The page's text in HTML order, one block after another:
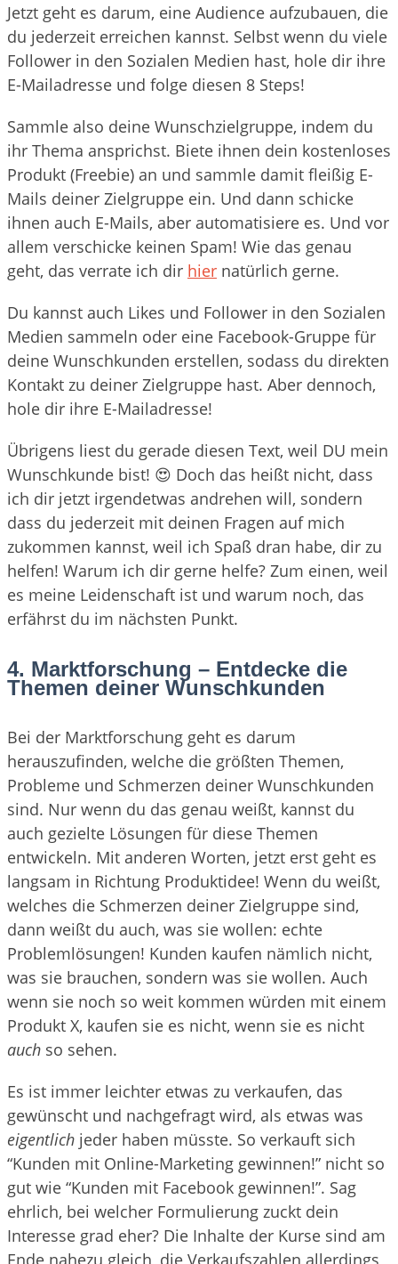
Jetzt geht es darum, eine Audience aufzubauen, die
du jederzeit erreichen kannst. Selbst wenn du viele
Follower in den Sozialen Medien hast, hole dir ihre
E-Mailadresse und folge diesen 8 Steps!
Sammle also deine Wunschzielgruppe, indem du
ihr Thema ansprichst. Biete ihnen dein kostenloses
Produkt (Freebie) an und sammle damit fleißig E-
Mails deiner Zielgruppe ein. Und dann schicke
ihnen auch E-Mails, aber automatisiere es. Und vor
allem verschicke keinen Spam! Wie das genau
geht, das verrate ich dir hier natürlich gerne.
Du kannst auch Likes und Follower in den Sozialen
Medien sammeln oder eine Facebook-Gruppe für
deine Wunschkunden erstellen, sodass du direkten
Kontakt zu deiner Zielgruppe hast. Aber dennoch,
hole dir ihre E-Mailadresse!
Übrigens liest du gerade diesen Text, weil DU mein
Wunschkunde bist! 😍 Doch das heißt nicht, dass
ich dir jetzt irgendetwas andrehen will, sondern
dass du jederzeit mit deinen Fragen auf mich
zukommen kannst, weil ich Spaß dran habe, dir zu
helfen! Warum ich dir gerne helfe? Zum einen, weil
es meine Leidenschaft ist und warum noch, das
erfährst du im nächsten Punkt.
4. Marktforschung – Entdecke die
Themen deiner Wunschkunden
Bei der Marktforschung geht es darum
herauszufinden, welche die größten Themen,
Probleme und Schmerzen deiner Wunschkunden
sind. Nur wenn du das genau weißt, kannst du
auch gezielte Lösungen für diese Themen
entwickeln. Mit anderen Worten, jetzt erst geht es
langsam in Richtung Produktidee! Wenn du weißt,
welches die Schmerzen deiner Zielgruppe sind,
dann weißt du auch, was sie wollen: echte
Problemlösungen! Kunden kaufen nämlich nicht,
was sie brauchen, sondern was sie wollen. Auch
wenn sie noch so weit kommen würden mit einem
Produkt X, kaufen sie es nicht, wenn sie es nicht
auch so sehen.
Es ist immer leichter etwas zu verkaufen, das
gewünscht und nachgefragt wird, als etwas was
eigentlich jeder haben müsste. So verkauft sich
“Kunden mit Online-Marketing gewinnen!” nicht so
gut wie “Kunden mit Facebook gewinnen!”. Sag
ehrlich, bei welcher Formulierung zuckt dein
Interesse grad eher? Die Inhalte der Kurse sind am
Ende nahezu gleich, die Verkaufszahlen allerdings